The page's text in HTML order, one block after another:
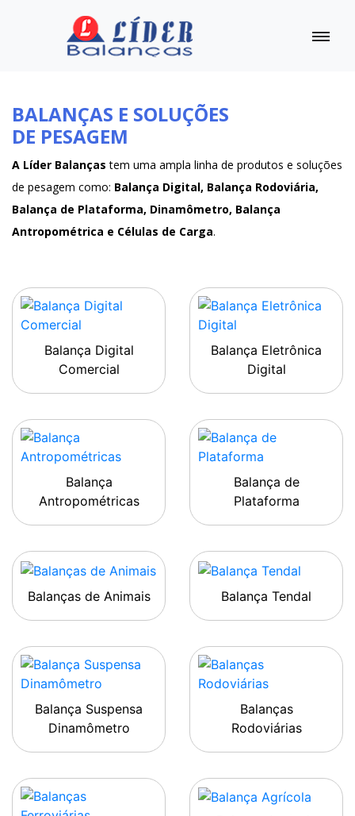
BALANÇAS E SOLUÇÕES
DE PESAGEM
A Líder Balanças tem uma ampla linha de produtos e soluções
de pesagem como: Balança Digital, Balança Rodoviária,
Balança de Plataforma, Dinamômetro, Balança
Antropométrica e Células de Carga.
Balança Digital
Comercial
Balança Eletrônica
Digital
Balança
Antropométricas
Balança de
Plataforma
Balanças de Animais Balança Tendal
Balança Suspensa
Dinamômetro
Balanças
Rodoviárias